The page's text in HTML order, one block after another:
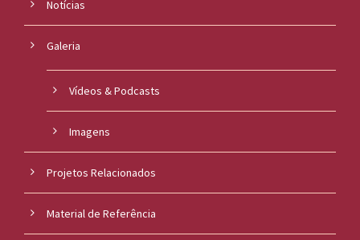
Notícias
Galeria
Vídeos & Podcasts
Imagens
Projetos Relacionados
Material de Referência